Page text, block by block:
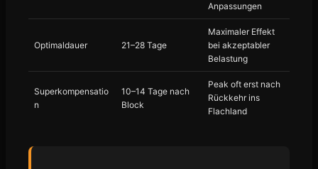
Anpassungen
Optimaldauer 21–28 Tage
Maximaler Effekt
bei akzeptabler
Belastung
Superkompensatio
n
10–14 Tage nach
Block
Peak oft erst nach
Rückkehr ins
Flachland